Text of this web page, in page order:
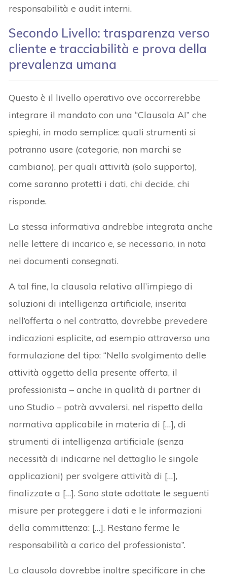
responsabilità e audit interni.
Secondo Livello: trasparenza verso
cliente e tracciabilità e prova della
prevalenza umana
Questo è il livello operativo ove occorrerebbe
integrare il mandato con una “Clausola AI” che
spieghi, in modo semplice: quali strumenti si
potranno usare (categorie, non marchi se
cambiano), per quali attività (solo supporto),
come saranno protetti i dati, chi decide, chi
risponde.
La stessa informativa andrebbe integrata anche
nelle lettere di incarico e, se necessario, in nota
nei documenti consegnati.
A tal fine, la clausola relativa all’impiego di
soluzioni di intelligenza artificiale, inserita
nell’offerta o nel contratto, dovrebbe prevedere
indicazioni esplicite, ad esempio attraverso una
formulazione del tipo: “Nello svolgimento delle
attività oggetto della presente offerta, il
professionista – anche in qualità di partner di
uno Studio – potrà avvalersi, nel rispetto della
normativa applicabile in materia di […], di
strumenti di intelligenza artificiale (senza
necessità di indicarne nel dettaglio le singole
applicazioni) per svolgere attività di […],
finalizzate a […]. Sono state adottate le seguenti
misure per proteggere i dati e le informazioni
della committenza: […]. Restano ferme le
responsabilità a carico del professionista”.
La clausola dovrebbe inoltre specificare in che